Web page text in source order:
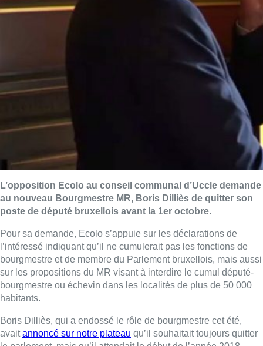
L’opposition Ecolo au conseil communal d’Uccle demande
au nouveau Bourgmestre MR, Boris Dilliès de quitter son
poste de député bruxellois avant la 1er octobre.
Pour sa demande, Ecolo s’appuie sur les déclarations de
l’intéressé indiquant qu’il ne cumulerait pas les fonctions de
bourgmestre et de membre du Parlement bruxellois, mais aussi
sur les propositions du MR visant à interdire le cumul député-
bourgmestre ou échevin dans les localités de plus de 50 000
habitants.
Boris Dilliès, qui a endossé le rôle de bourgmestre cet été,
avaitannoncé sur notre plateau qu’il souhaitait toujours quitter